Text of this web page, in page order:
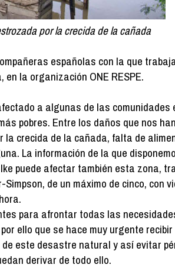
por la crecida de la cañada
españolas con la que
la organización ONE RESPE.
a algunas de las comunidades
pobres. Entre los daños que nos
crecida de la cañada, falta de
La información de la que
puede afectar también esta zona,
de un máximo de cinco, con
para afrontar todas las
ello que se hace muy urgente
este desastre natural y así evitar
derivar de todo ello.